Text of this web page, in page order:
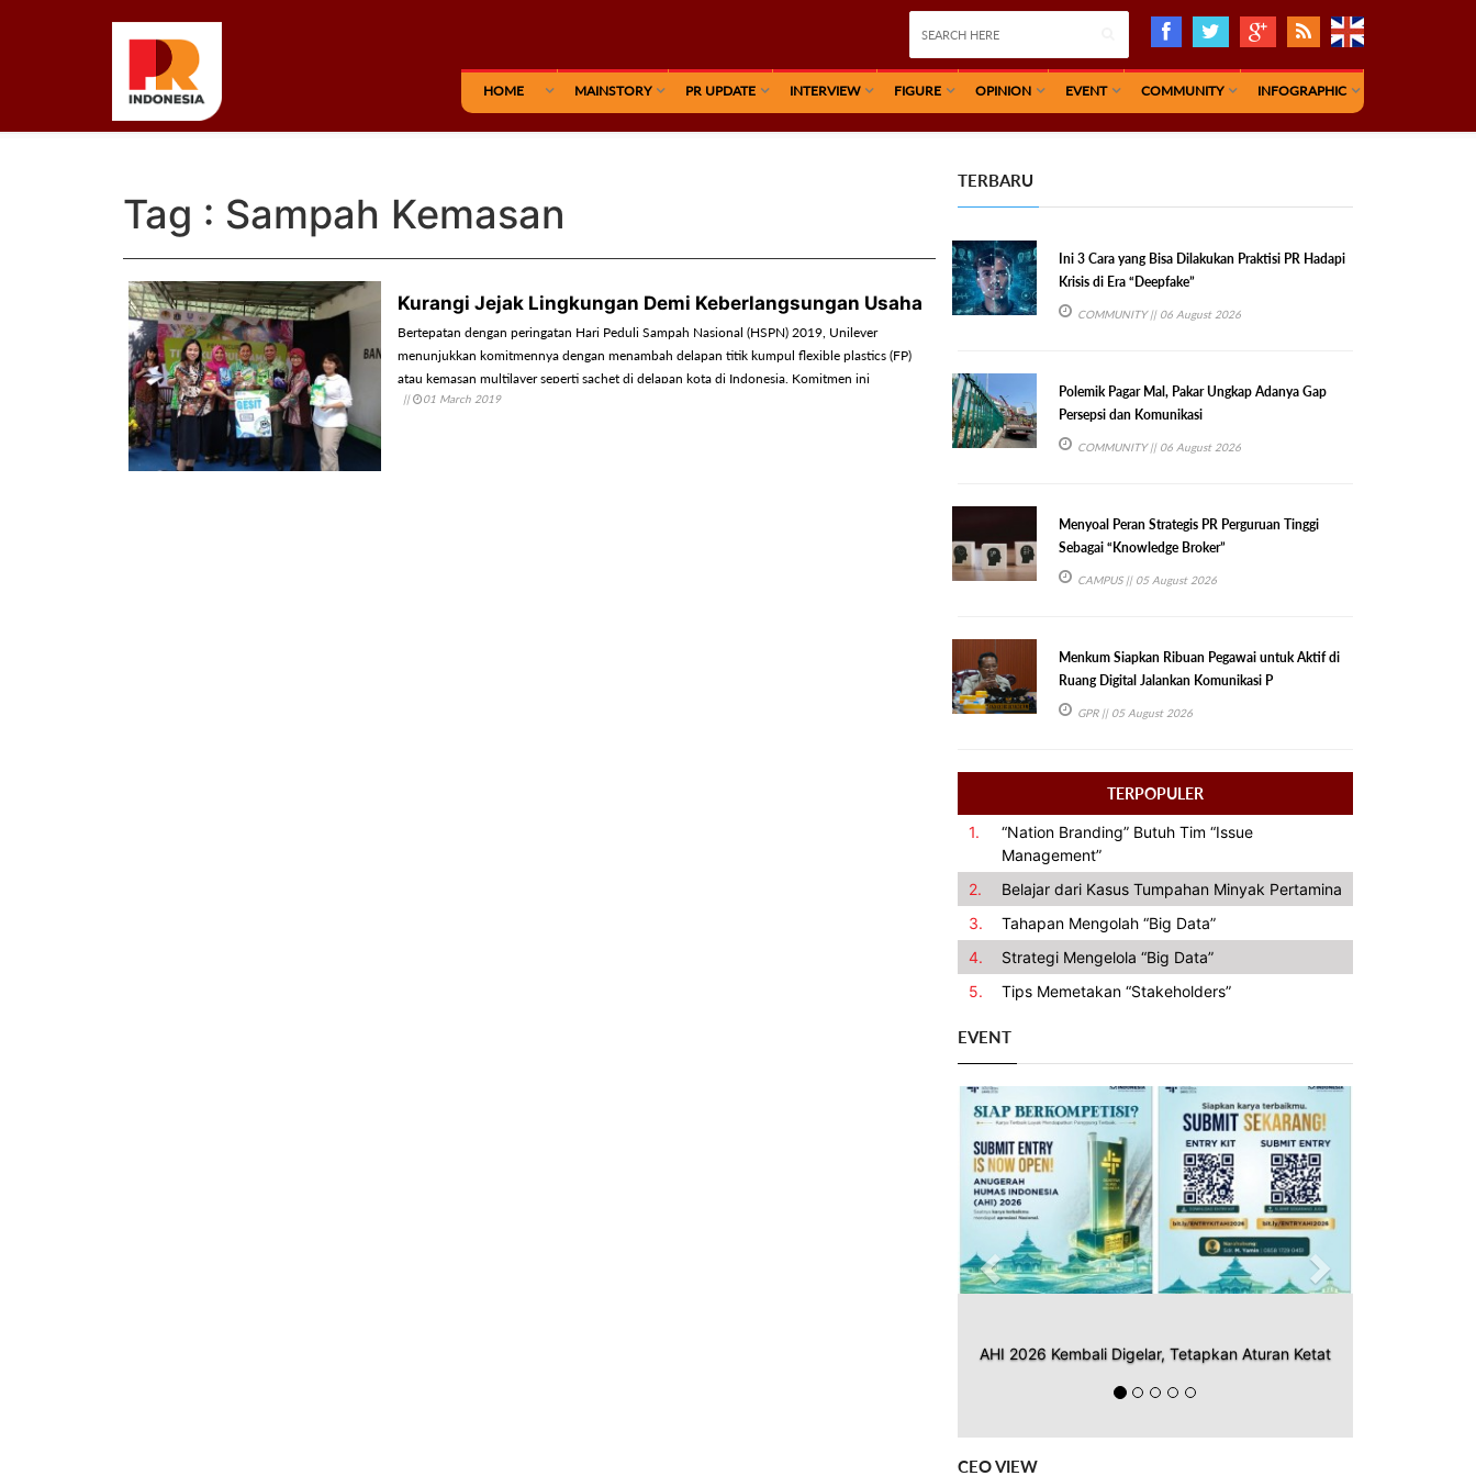
HOME MAINSTORY PR UPDATE INTERVIEW FIGURE OPINION EVENT COMMUNITY INFOGRAPHIC
Tag : Sampah Kemasan
Kurangi Jejak Lingkungan Demi Keberlangsungan Usaha
Bertepatan dengan peringatan Hari Peduli Sampah Nasional (HSPN) 2019, Unilever
menunjukkan komitmennya dengan menambah delapan titik kumpul flexible plastics (FP)
atau kemasan multilayer seperti sachet di delapan kota di Indonesia. Komitmen ini
ditunjukkan di Bank Sampah Induk Gesit di Jakarta, Kamis (28/2/2019).
|| 01 March 2019
TERBARU
Ini 3 Cara yang Bisa Dilakukan Praktisi PR Hadapi
Krisis di Era “Deepfake”
COMMUNITY|| 06 August 2026
Polemik Pagar Mal, Pakar Ungkap Adanya Gap
Persepsi dan Komunikasi
COMMUNITY|| 06 August 2026
Menyoal Peran Strategis PR Perguruan Tinggi
Sebagai “Knowledge Broker”
CAMPUS|| 05 August 2026
Menkum Siapkan Ribuan Pegawai untuk Aktif di
Ruang Digital Jalankan Komunikasi P
GPR|| 05 August 2026
TERPOPULER
1.
“Nation Branding” Butuh Tim “Issue
Management”
2.
Belajar dari Kasus Tumpahan Minyak Pertamina
3.
Tahapan Mengolah “Big Data”
4.
Strategi Mengelola “Big Data”
5.
Tips Memetakan “Stakeholders”
EVENT
AHI 2026 Kembali Digelar, Tetapkan Aturan Ketat
Previous Next
CEO VIEW